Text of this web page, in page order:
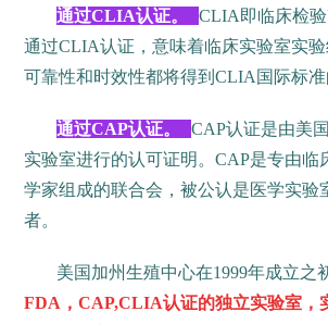
通过CLIA认证。
CLIA即临床检验
通过CLIA认证，意味着临床实验室实验
可靠性和时效性都将得到CLIA国际标准
通过CAP认证。
CAP认证是由美
实验室进行的认可证明。CAP是专由临
学家组成的联合会，被公认是医学实验
者。
美国加州生殖中心在1999年成立之
FDA，CAP,CLIA认证的独立实验室，